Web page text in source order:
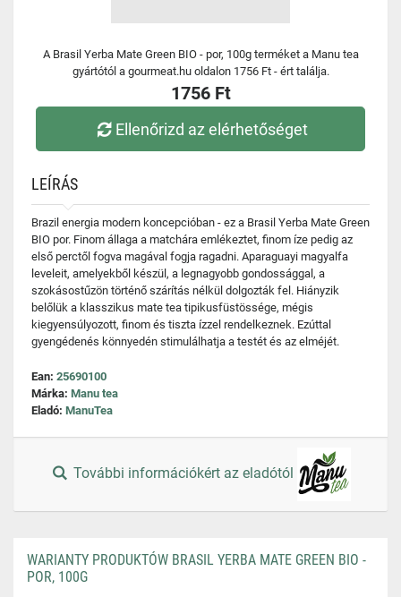
A Brasil Yerba Mate Green BIO - por, 100g terméket a Manu tea
gyártótól a gourmeat.hu oldalon 1756 Ft - ért találja.
1756 Ft
Ellenőrizd az elérhetőséget
LEÍRÁS
Brazil energia modern koncepcióban - ez a Brasil Yerba Mate Green
BIO por. Finom állaga a matchára emlékeztet, finom íze pedig az
első perctől fogva magával fogja ragadni. Aparaguayi magyalfa
leveleit, amelyekből készül, a legnagyobb gondossággal, a
szokásostűzön történő szárítás nélkül dolgozták fel. Hiányzik
belőlük a klasszikus mate tea tipikusfüstössége, mégis
kiegyensúlyozott, finom és tiszta ízzel rendelkeznek. Ezúttal
gyengédenés könnyedén stimulálhatja a testét és az elméjét.
Ean: 25690100
Márka: Manu tea
Eladó: ManuTea
További információkért az eladótól
WARIANTY PRODUKTÓW BRASIL YERBA MATE GREEN BIO -
POR, 100G